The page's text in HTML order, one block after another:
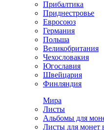
Прибалтика
Приднестровье
Евросоюз
Германия
Польша
Великобритания
Чехословакия
Югославия
Швейцария
Финляндия
Мира
Листы
Альбомы для
Листы для монет